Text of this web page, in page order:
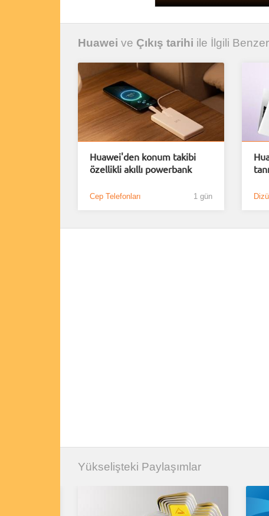
Huawei ve Çıkış tarihi ile İlgili
Huawei'den konum takibi
özellikli akıllı powerbank
Cep Telefonları 1 gün
Yükselişteki Paylaşımlar